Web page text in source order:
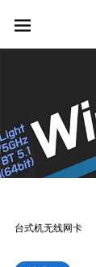
台式机无线网卡